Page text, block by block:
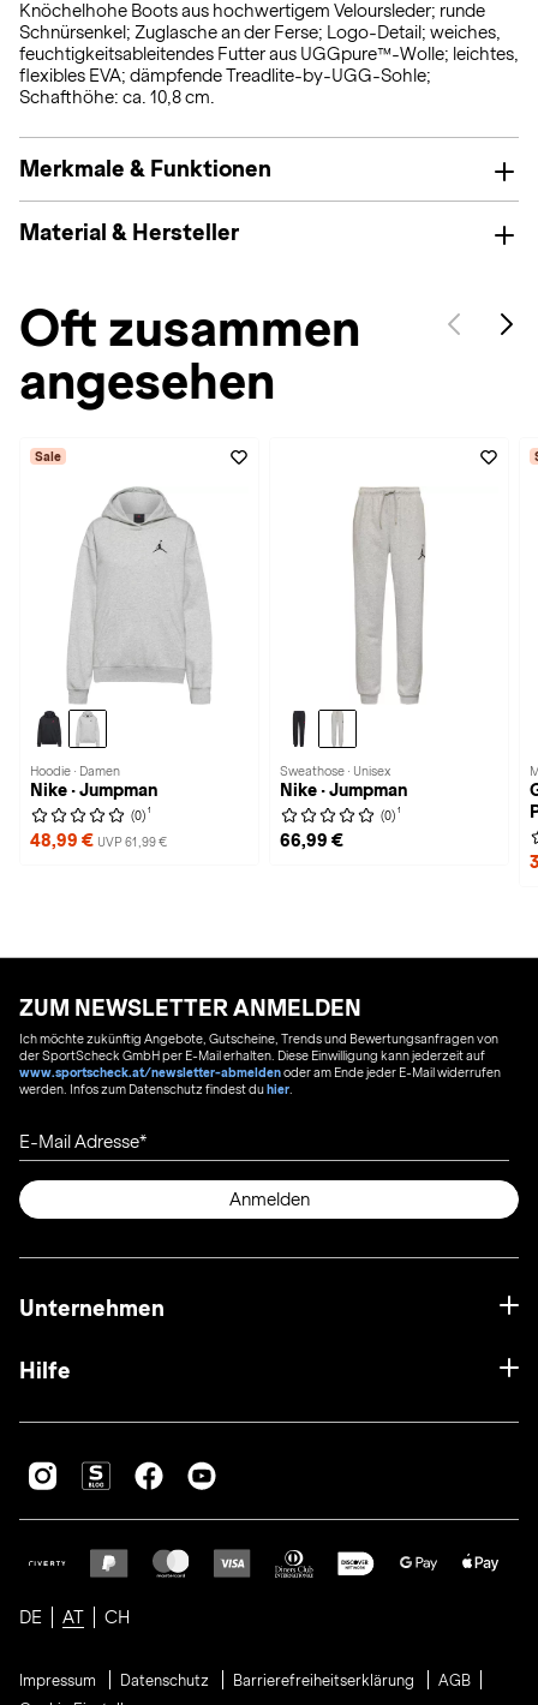
Knöchelhohe Boots aus hochwertigem Veloursleder; runde
Schnürsenkel; Zuglasche an der Ferse; Logo-Detail; weiches,
feuchtigkeitsableitendes Futter aus UGGpure™-Wolle; leichtes,
flexibles EVA; dämpfende Treadlite-by-UGG-Sohle;
Schafthöhe: ca. 10,8 cm.
Merkmale & Funktionen
Material & Hersteller
Oft zusammen
angesehen
Sale
Hoodie · Damen
Nike · Jumpman
(0) 1
48,99 € UVP 61,99 €
Sweathose · Unisex
Nike · Jumpman
(0) 1
66,99 €
ZUM NEWSLETTER ANMELDEN
Ich möchte zukünftig Angebote, Gutscheine, Trends und Bewertungsanfragen von
der SportScheck GmbH per E-Mail erhalten. Diese Einwilligung kann jederzeit auf
www.sportscheck.at/newsletter-abmeldenoder am Ende jeder E-Mail widerrufen
werden. Infos zum Datenschutz findest duhier
E-Mail Adresse
Anmelden
Unternehmen
Hilfe
DE AT CH
Impressum Datenschutz Barrierefreiheitserklärung
AGB